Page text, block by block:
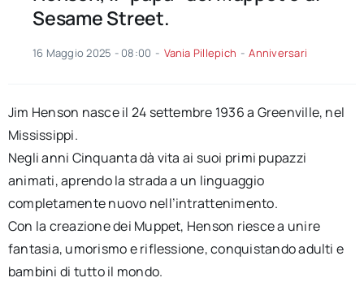
Sesame Street.
16 Maggio 2025 - 08:00 - Vania Pillepich - Anniversari
Jim Henson nasce il 24 settembre 1936 a Greenville, nel
Mississippi.
Negli anni Cinquanta dà vita ai suoi primi pupazzi
animati, aprendo la strada a un linguaggio
completamente nuovo nell’intrattenimento.
Con la creazione dei Muppet, Henson riesce a unire
fantasia, umorismo e riflessione, conquistando adulti e
bambini di tutto il mondo.